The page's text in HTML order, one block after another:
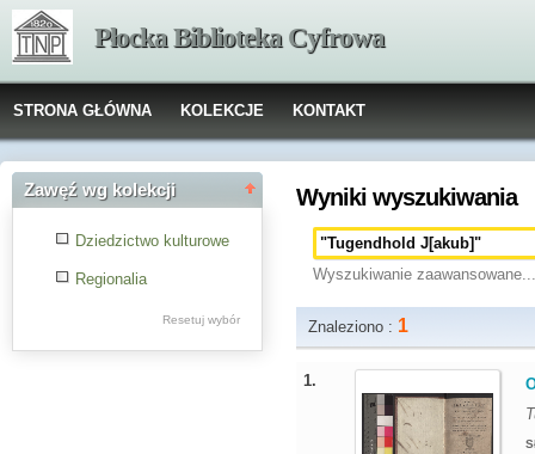
Płocka Biblioteka Cyfrowa
STRONA GŁÓWNA KOLEKCJE KONTAKT
Zawęź wg kolekcji
Dziedzictwo kulturowe
Regionalia
Resetuj wybór
Wyniki wyszukiwania
Wyszukiwanie zaawansowane...
Znaleziono : 1
1.